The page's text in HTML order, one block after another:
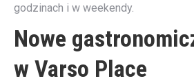
godzinach i w weekendy.
Nowe
w Varso Place